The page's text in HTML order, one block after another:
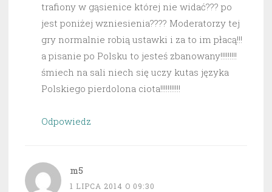
trafiony w gąsienice której nie widać??? po
jest poniżej wzniesienia???? Moderatorzy tej
gry normalnie robią ustawki i za to im płacą!!!
a pisanie po Polsku to jesteś zbanowany!!!!!!!!!
śmiech na sali niech się uczy kutas języka
Polskiego pierdolona ciota!!!!!!!!!!!
Odpowiedz
m5
1 LIPCA 2014 O 09:30